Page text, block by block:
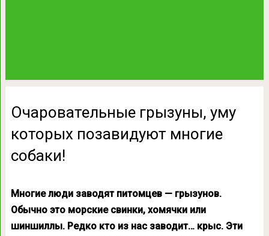
Очаровательные грызуны, уму
которых позавидуют многие
собаки!
Многие люди заводят питомцев — грызунов.
Обычно это морские свинки, хомячки или
шиншиллы. Редко кто из нас заводит… крыс. Эти